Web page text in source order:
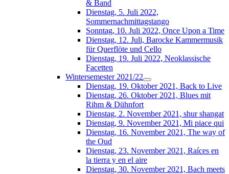
& Band
Dienstag, 5. Juli 2022,
Sommernachmittagstango
Sonntag, 10. Juli 2022, Once Upon a Time
Dienstag, 12. Juli, Barocke Kammermusik
für Querflöte und Cello
Dienstag, 19. Juli 2022, Neoklassische
Facetten
Wintersemester 2021/22
Dienstag, 19. Oktober 2021, Back to Live
Dienstag, 26. Oktober 2021, Blues mit
Rihm & Dühnfort
Dienstag, 2. November 2021, shur shangat
Dienstag, 9. November 2021, Mi piace qui
Dienstag, 16. November 2021, The way of
the Oud
Dienstag, 23. November 2021, Raíces en
la tierra y en el aire
Dienstag, 30. November 2021, Bach meets